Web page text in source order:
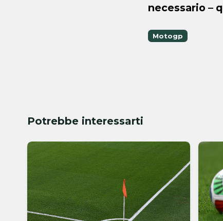
necessario –
Motogp
Potrebbe interessarti